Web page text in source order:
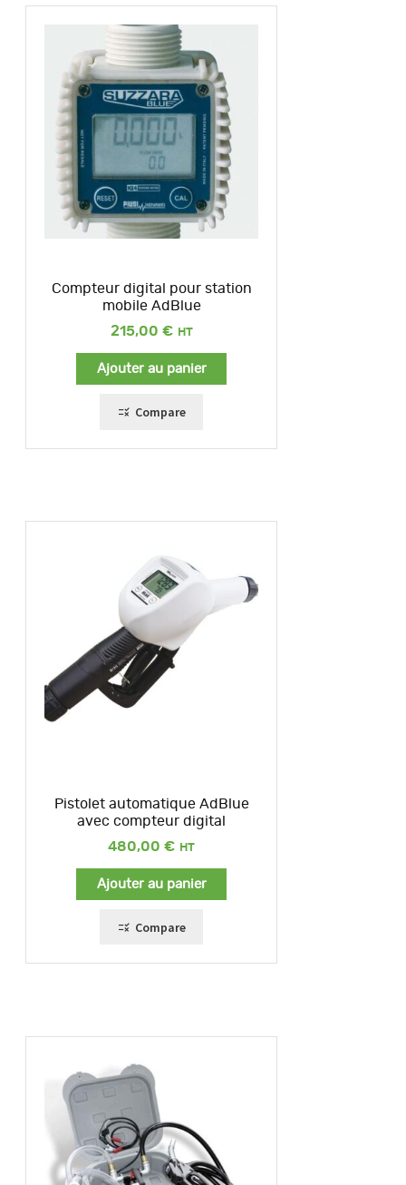
Compteur digital pour station
mobile AdBlue
215,00 €
Ajouter au panier
Compare
Pistolet automatique AdBlue
avec compteur digital
480,00 €
Ajouter au panier
Compare